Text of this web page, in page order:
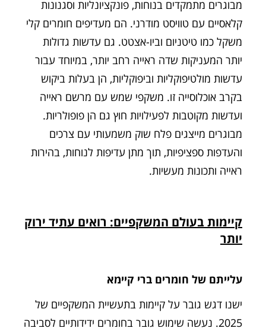
מבוגרים מתמקדים בנוחות, פונקציונליות וסגנונות
קלאסיים עם טוויסט מודרני. הם מעדיפים חומרים קלי
משקל כמו טיטניום וביו-אצטט. גם עדשות גדולות
יותר המעניקות שדה ראייה רחב יותר, במיוחד עבור
עדשות מולטיפוקליות וביפוקליות, הן בעלות ביקוש
בקרב אוכלוסייה זו. משקפי שמש עם מרשם ראייה
ועדשות מקוטבות לפעילויות חוץ גם הן פופולריות.
מבוגרים מייצגים פלח שוק משמעותי עם צרכים
והעדפות ספציפיות, תוך מתן עדיפות לנוחות, בהירות
ראייה ותכונות מעשיות.
קיימות בעולם המשקפיים: רואים עתיד ירוק
יותר
עלייתם של חומרים ברי קיימא
ישנו דגש גובר על קיימות בתעשיית המשקפיים של
2025. נעשה שימוש גובר בחומרים ידידותיים לסביבה